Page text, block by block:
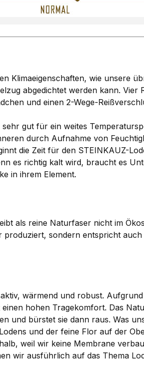
Klimaeigenschaften, wie unsere
abgedichtet werden kann.
und einen 2-Wege-
gut für ein weites
durch Aufnahme von
die Zeit für den STEINKAUZ-
es richtig kalt wird, braucht es
in ihrem Element.
als reine Naturfaser nicht im
sondern entspricht
wärmend und robust.
hohen Tragekomfort. Das
bürstet sie dann raus. Was
und der feine Flor auf der
weil wir keine Membrane
wir ausführlich auf das Thema